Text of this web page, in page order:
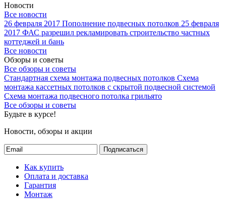
Новости
Все новости
26 февраля 2017 Пополнение подвесных потолков 25 февраля
2017 ФАС разрешил рекламировать строительство частных
коттеджей и бань
Все новости
Обзоры и советы
Все обзоры и советы
Стандартная схема монтажа подвесных потолков Схема
монтажа кассетных потолков с скрытой подвесной системой
Схема монтажа подвесного потолка грильято
Все обзоры и советы
Будьте в курсе!
Новости, обзоры и акции
Подписаться
Как купить
Оплата и доставка
Гарантия
Монтаж